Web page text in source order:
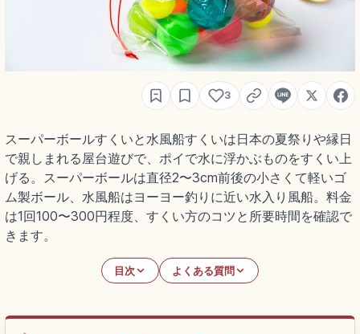
3
スーパーボールすくいと水風船すくいは日本の夏祭りや縁日
で親しまれる屋台遊びで、ポイで水に浮かぶものをすくい上
げる。スーパーボールは直径2〜3cm前後の小さくて軽いゴ
ム製ボール、水風船はヨーヨー釣りに近い水入り風船。料金
は1回100〜300円程度、すくい方のコツと所要時間を確認で
きます。
目次 よくある質問